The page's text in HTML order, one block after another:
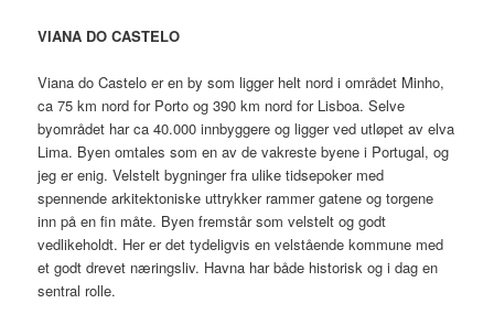
VIANA DO CASTELO
Viana do Castelo er en by som ligger helt nord i området Minho,
ca 75 km nord for Porto og 390 km nord for Lisboa. Selve
byområdet har ca 40.000 innbyggere og ligger ved utløpet av elva
Lima. Byen omtales som en av de vakreste byene i Portugal, og
jeg er enig. Velstelt bygninger fra ulike tidsepoker med
spennende arkitektoniske uttrykker rammer gatene og torgene
inn på en fin måte. Byen fremstår som velstelt og godt
vedlikeholdt. Her er det tydeligvis en velstående kommune med
et godt drevet næringsliv. Havna har både historisk og i dag en
sentral rolle.